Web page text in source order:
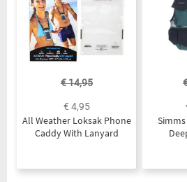
€ 14,95
€ 4,95
All Weather Loksak Phone
Caddy With Lanyard